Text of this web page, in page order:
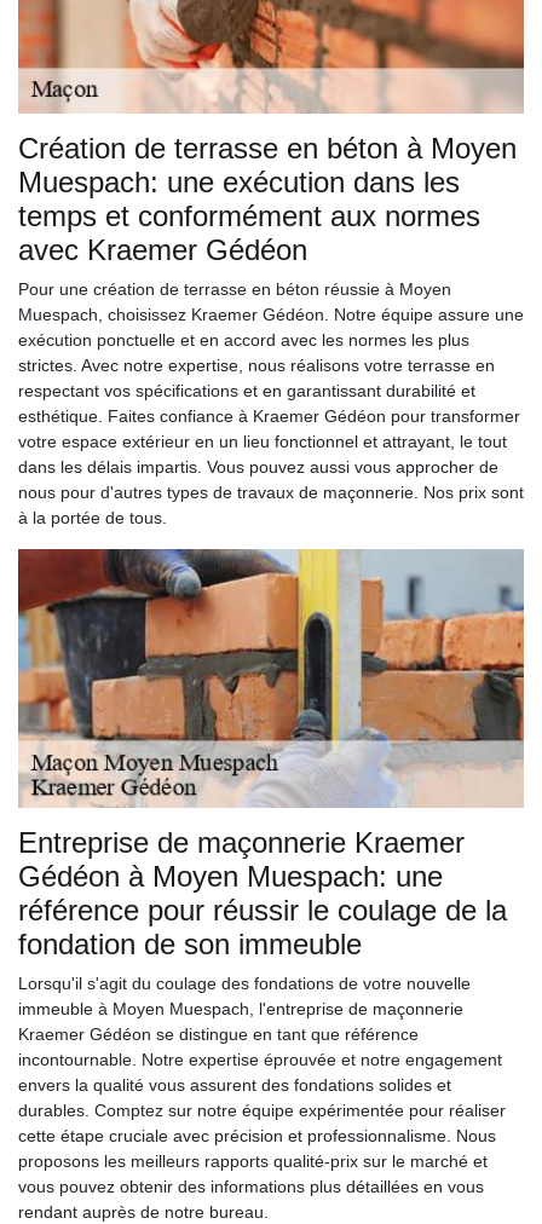
Création de terrasse en béton à Moyen
Muespach: une exécution dans les
temps et conformément aux normes
avec Kraemer Gédéon
Pour une création de terrasse en béton réussie à Moyen
Muespach, choisissez Kraemer Gédéon. Notre équipe assure une
exécution ponctuelle et en accord avec les normes les plus
strictes. Avec notre expertise, nous réalisons votre terrasse en
respectant vos spécifications et en garantissant durabilité et
esthétique. Faites confiance à Kraemer Gédéon pour transformer
votre espace extérieur en un lieu fonctionnel et attrayant, le tout
dans les délais impartis. Vous pouvez aussi vous approcher de
nous pour d'autres types de travaux de maçonnerie. Nos prix sont
à la portée de tous.
Entreprise de maçonnerie Kraemer
Gédéon à Moyen Muespach: une
référence pour réussir le coulage de la
fondation de son immeuble
Lorsqu'il s'agit du coulage des fondations de votre nouvelle
immeuble à Moyen Muespach, l'entreprise de maçonnerie
Kraemer Gédéon se distingue en tant que référence
incontournable. Notre expertise éprouvée et notre engagement
envers la qualité vous assurent des fondations solides et
durables. Comptez sur notre équipe expérimentée pour réaliser
cette étape cruciale avec précision et professionnalisme. Nous
proposons les meilleurs rapports qualité-prix sur le marché et
vous pouvez obtenir des informations plus détaillées en vous
rendant auprès de notre bureau.